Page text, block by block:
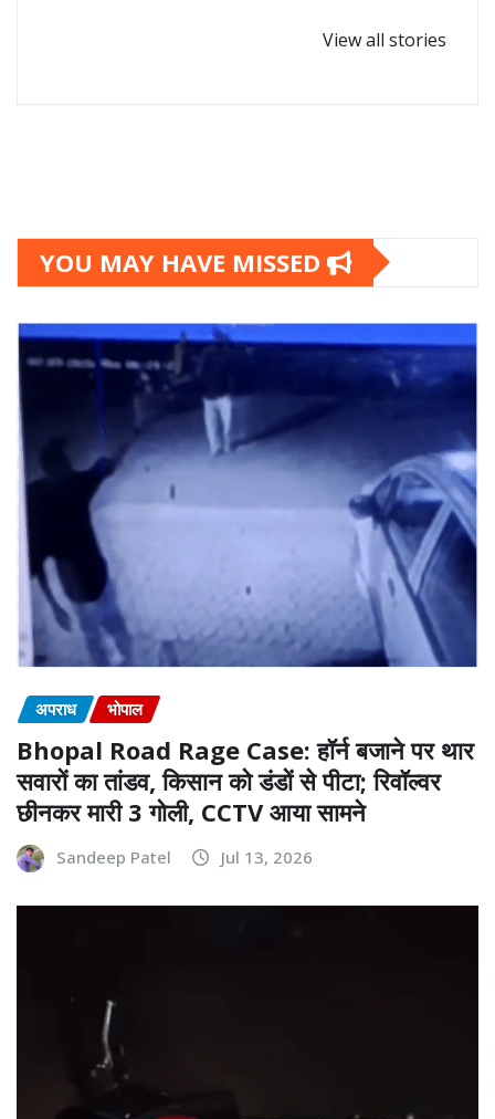
View all stories
से इंसान को देख लेता
YOU MAY HAVE MISSED
अपराध भोपाल
Bhopal Road Rage Case: हॉर्न बजाने पर थार
सवारों का तांडव, किसान को डंडों से पीटा; रिवॉल्वर
छीनकर मारी 3 गोली, CCTV आया सामने
Sandeep Patel Jul 13, 2026